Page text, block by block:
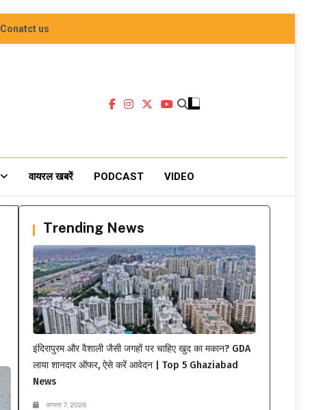
Conatct us
वायरल खबरें PODCAST VIDEO
Trending News
इंदिरापुरम और वैशाली जैसी जगहों पर चाहिए खुद का मकान? GDA
लाया शानदार ऑफर, ऐसे करें आवेदन | Top 5 Ghaziabad
News
अगस्त 7, 2026